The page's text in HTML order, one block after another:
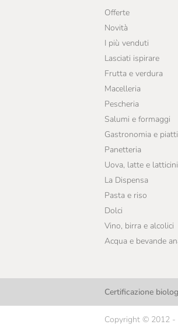
Offerte
Novità
I più venduti
Lasciati ispirare
Frutta e verdura
Macelleria
Pescheria
Salumi e formaggi
Gastronomia e
Panetteria
Uova, latte e latticini
La Dispensa
Pasta e riso
Dolci
Vino, birra e alcolici
Acqua e bevande
Certificazione
Copyright © 2012 -